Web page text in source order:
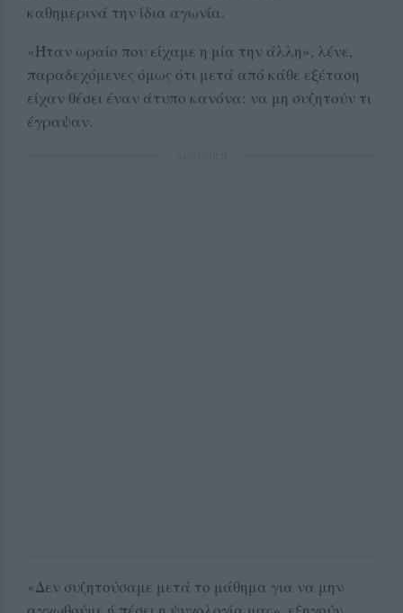
καθημερινά την ίδια αγωνία.
«Ήταν ωραίο που είχαμε η μία την άλλη», λένε,
παραδεχόμενες όμως ότι μετά από κάθε εξέταση
είχαν θέσει έναν άτυπο κανόνα: να μη συζητούν τι
έγραψαν.
«Δεν συζητούσαμε μετά το μάθημα για να μην